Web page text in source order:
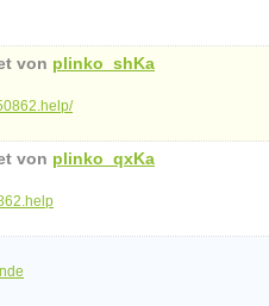
von plinko_shKa
von plinko_qxKa